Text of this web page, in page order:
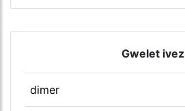
Gwelet ivez
dimer